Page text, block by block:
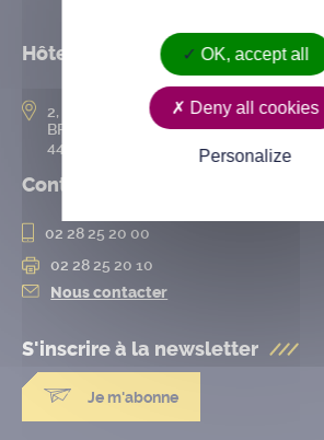
Hôtel de ville
2, rue de l’Hôtel-de-Ville
BP 50167
44802 Saint-Herblain cedex
Contact
02 28 25 20 00
02 28 25 20 10
Nous contacter
S'inscrire à la newsletter
Je m'abonne
OK, accept all
Deny all cookies
Personalize